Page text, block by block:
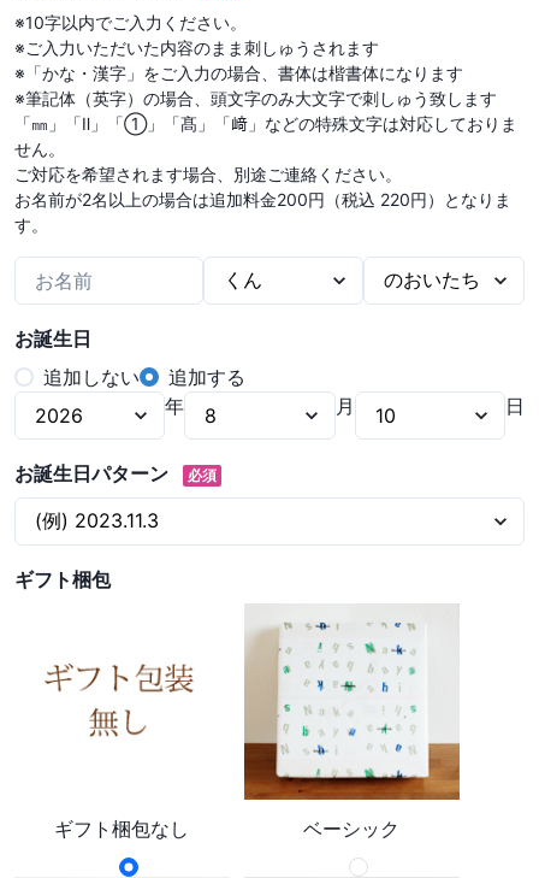
※10字以内でご入力ください。
※ご入力いただいた内容のまま刺しゅうされます
※「かな・漢字」をご入力の場合、書体は楷書体になります
※筆記体（英字）の場合、頭文字のみ大文字で刺しゅう致します
「㎜」「Ⅱ」「①」「髙」「﨑」などの特殊文字は対応しておりま
せん。
ご対応を希望されます場合、別途ご連絡ください。
お名前が2名以上の場合は追加料金200円（税込 220円）となりま
す。
お誕生日
追加しない
追加する
年
月 日
お誕生日パターン 必須
ギフト梱包
ギフト梱包なし ベーシック